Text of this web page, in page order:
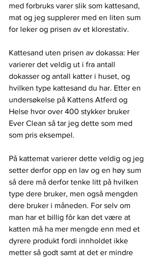
med forbruks varer slik som kattesand,
mat og jeg supplerer med en liten sum
for leker og prisen av et klorestativ.
Kattesand uten prisen av dokassa: Her
varierer det veldig ut i fra antall
dokasser og antall katter i huset, og
hvilken type kattesand du har. Etter en
undersøkelse på Kattens Atferd og
Helse hvor over 400 stykker bruker
Ever Clean så tar jeg dette som med
som pris eksempel.
På kattemat varierer dette veldig og jeg
setter derfor opp en lav og en høy sum
så dere må derfor tenke litt på hvilken
type dere bruker, men også mengden
dere bruker i måneden. For selv om
man har et billig fôr kan det være at
katten må ha mer mengde enn med et
dyrere produkt fordi innholdet ikke
metter så godt samt at det er mindre